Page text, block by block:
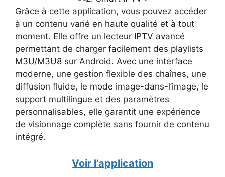
Grâce à cette application, vous pouvez accéder
à un contenu varié en haute qualité et à tout
moment. Elle offre un lecteur IPTV avancé
permettant de charger facilement des playlists
M3U/M3U8 sur Android. Avec une interface
moderne, une gestion flexible des chaînes, une
diffusion fluide, le mode image-dans-l’image, le
support multilingue et des paramètres
personnalisables, elle garantit une expérience
de visionnage complète sans fournir de contenu
intégré.
Voir l’application